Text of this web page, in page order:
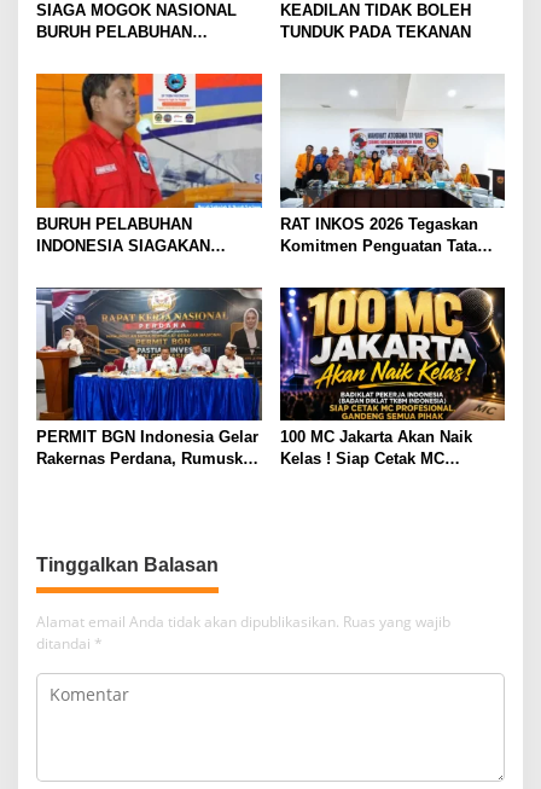
s
SIAGA MOGOK NASIONAL
BURUH PELABUHAN
DIMINTA SERIUSI TUNTUTAN
BURUH PELABUHAN,
KONSOLIDASI LINTAS
ELEMEN DEWAN BURUH
PELABUHAN INDONESIA
TERUS DIPERKUAT
KEADILAN TIDAK BOLEH
TUNDUK PADA TEKANAN
BURUH PELABUHAN
INDONESIA SIAGAKAN
RAT INKOS 2026 Tegaskan
Komitmen Penguatan Tata
Dhaniswara Terpilih sebagai
Ketua Umum Periode Th 2026
– 2031
PERMIT BGN Indonesia Gelar
Rakernas Perdana, Rumuskan
100 MC Jakarta Akan Naik
Kelas ! Siap Cetak MC
Tinggalkan Balasan
Alamat email Anda tidak akan dipublikasikan. Ruas yang wajib
ditandai *